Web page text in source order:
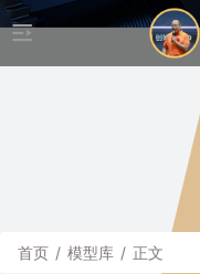
首页 / 模型库 / 正文